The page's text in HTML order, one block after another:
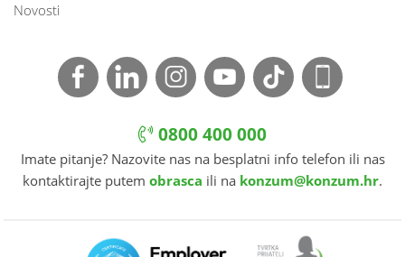
Novosti
0800 400 000
Imate pitanje? Nazovite nas na besplatni info telefon ili nas
kontaktirajte putem obrasca ili na konzum@konzum.hr.